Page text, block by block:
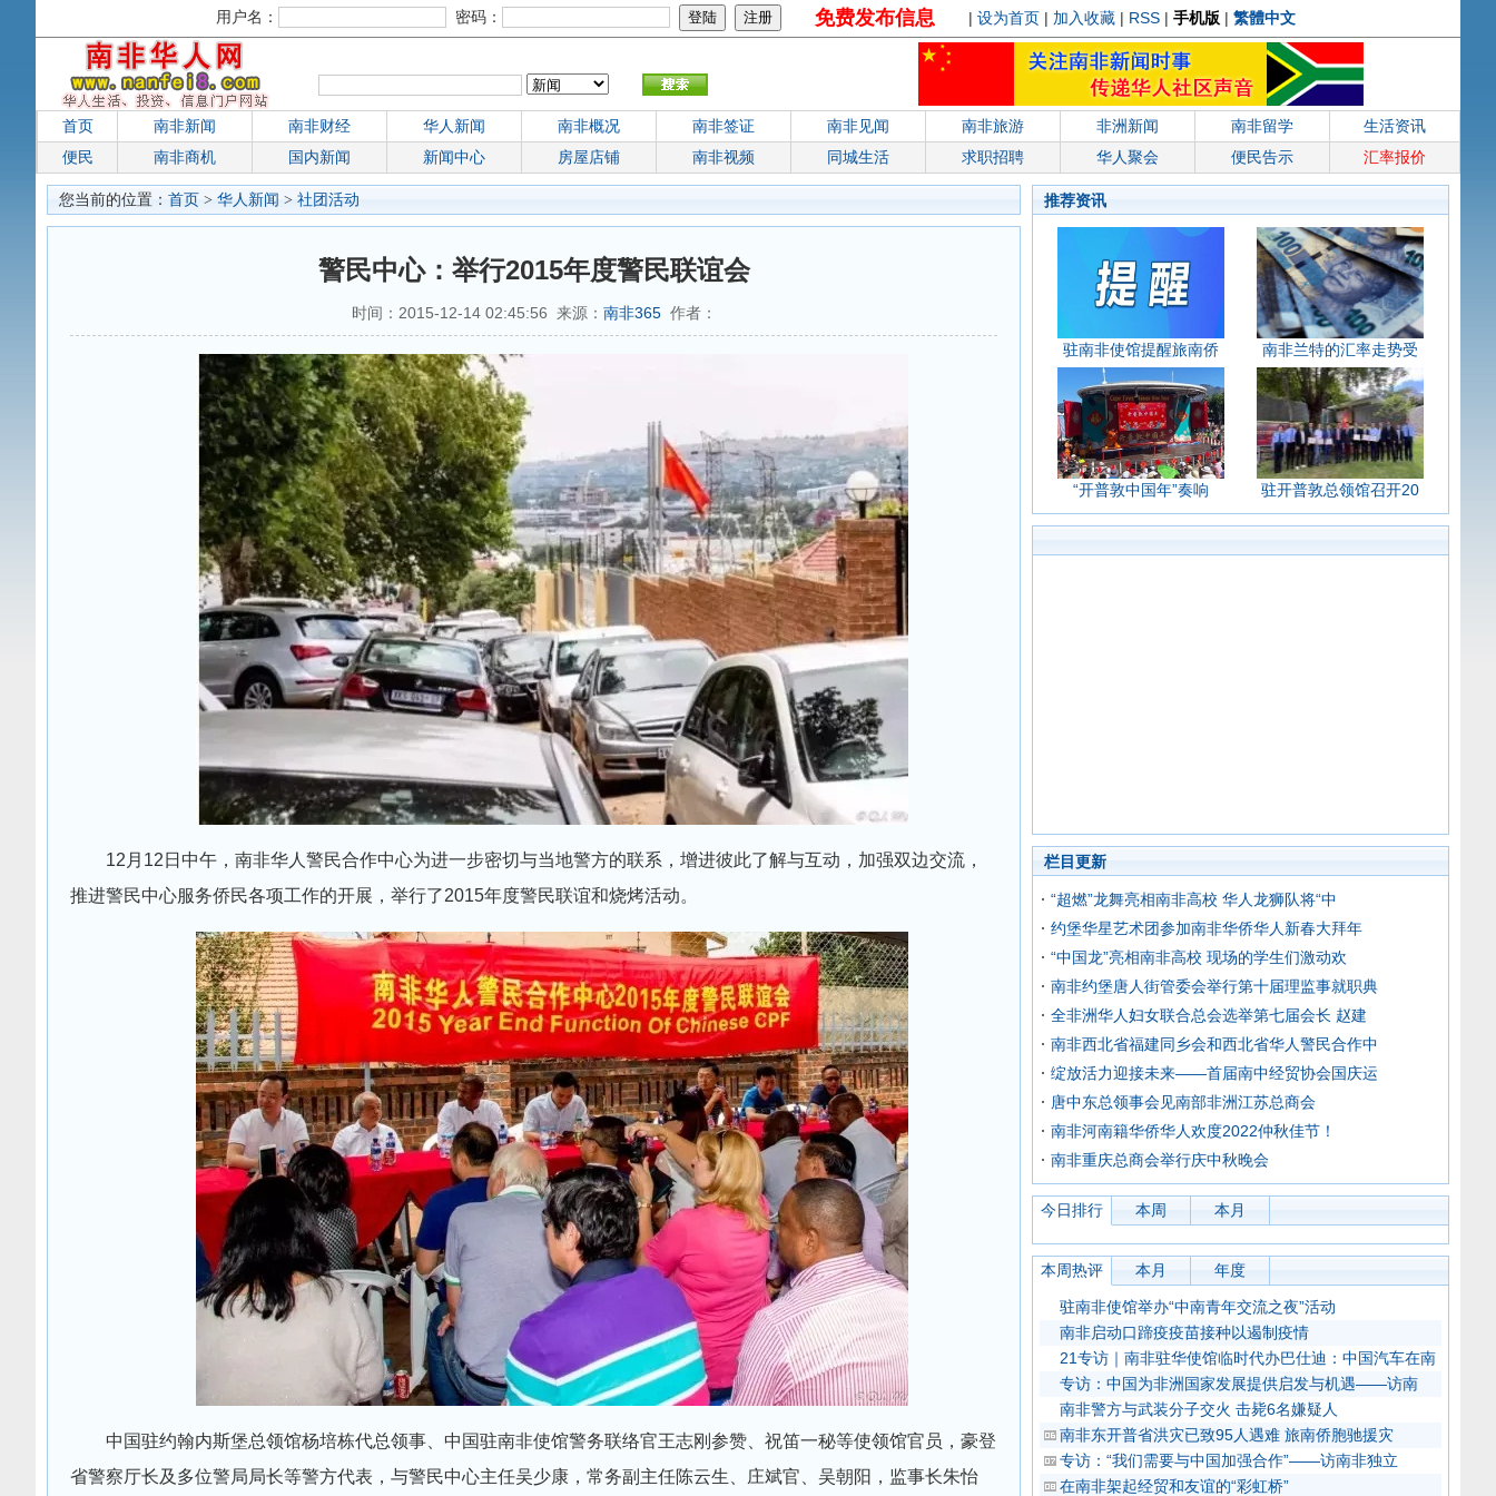
用户名： 密码： 免费发布信息 | 设为首页 | 加入收藏 | RSS | 手机版 | 繁體中文
首页 南非新闻 南非财经 华人新闻 南非概况 南非签证 南非见闻 南非旅游 非洲新闻 南非留学
生活资讯
便民
南非商机 国内新闻 新闻中心 房屋店铺 南非视频 同城生活 求职招聘 华人聚会 便民告示 汇率报价
您当前的位置： 首页 > 华人新闻 > 社团活动
警民中心：举行2015年度警民联谊会
时间：2015-12-14 02:45:56 来源： 南非365作者：
12月12日中午，南非华人警民合作中心为进一步密切与当地警方的联系，增进彼此了解与互动，加强双边交流，
推进警民中心服务侨民各项工作的开展，举行了2015年度警民联谊和烧烤活动。
中国驻约翰内斯堡总领馆杨培栋代总领事、中国驻南非使馆警务联络官王志刚参赞、祝笛一秘等使领馆官员，豪登
省警察厅长及多位警局局长等警方代表，与警民中心主任吴少康，常务副主任陈云生、庄斌官、吴朝阳，监事长朱怡
推荐资讯
驻南非使馆提醒旅南侨 南非兰特的汇率走势受
“开普敦中国年”奏响 驻开普敦总领馆召开20
栏目更新
“超燃”龙舞亮相南非高校 华人龙狮队将“中
约堡华星艺术团参加南非华侨华人新春大拜年
“中国龙”亮相南非高校 现场的学生们激动欢
南非约堡唐人街管委会举行第十届理监事就职典
全非洲华人妇女联合总会选举第七届会长 赵建
南非西北省福建同乡会和西北省华人警民合作中
绽放活力迎接未来——首届南中经贸协会国庆运
唐中东总领事会见南部非洲江苏总商会
南非河南籍华侨华人欢度2022仲秋佳节！
南非重庆总商会举行庆中秋晚会
今日排行 本周 本月
本周热评 本月 年度
驻南非使馆举办“中南青年交流之夜”活动
南非启动口蹄疫疫苗接种以遏制疫情
21专访｜南非驻华使馆临时代办巴仕迪：中国汽车在南
专访：中国为非洲国家发展提供启发与机遇——访南
南非警方与武装分子交火 击毙6名嫌疑人
南非东开普省洪灾已致95人遇难 旅南侨胞驰援灾
专访：“我们需要与中国加强合作”——访南非独立
在南非架起经贸和友谊的“彩虹桥”